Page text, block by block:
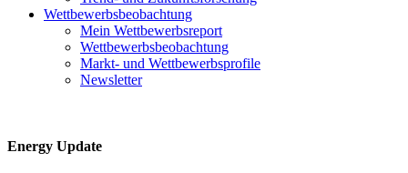
Wettbewerbs­beobachtung
Mein Wettbewerbsreport
Wettbewerbsbeobachtung
Markt- und Wettbewerbsprofile
Newsletter
Energy Update